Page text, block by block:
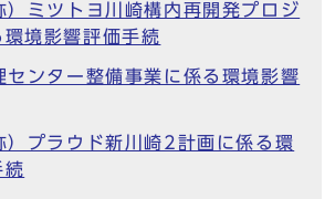
ミツトヨ川崎構内再開発プロジ
環境影響評価手続
ンター整備事業に係る環境影響
プラウド新川崎2計画に係る環
続